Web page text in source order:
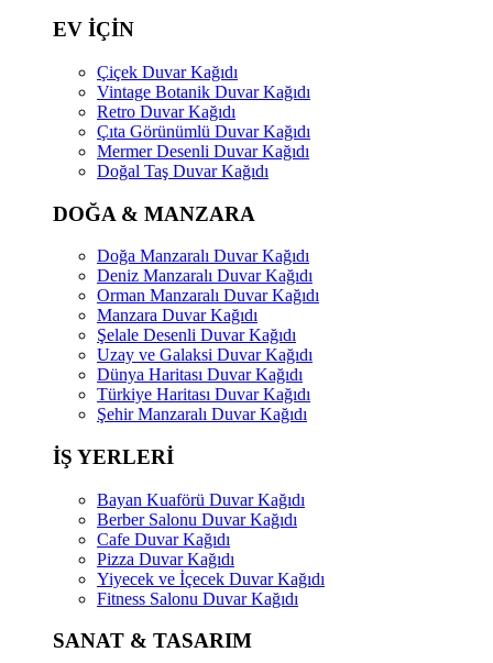
EV İÇİN
Çiçek Duvar Kağıdı
Vintage Botanik Duvar Kağıdı
Retro Duvar Kağıdı
Çıta Görünümlü Duvar Kağıdı
Mermer Desenli Duvar Kağıdı
Doğal Taş Duvar Kağıdı
DOĞA & MANZARA
Doğa Manzaralı Duvar Kağıdı
Deniz Manzaralı Duvar Kağıdı
Orman Manzaralı Duvar Kağıdı
Manzara Duvar Kağıdı
Şelale Desenli Duvar Kağıdı
Uzay ve Galaksi Duvar Kağıdı
Dünya Haritası Duvar Kağıdı
Türkiye Haritası Duvar Kağıdı
Şehir Manzaralı Duvar Kağıdı
İŞ YERLERİ
Bayan Kuaförü Duvar Kağıdı
Berber Salonu Duvar Kağıdı
Cafe Duvar Kağıdı
Pizza Duvar Kağıdı
Yiyecek ve İçecek Duvar Kağıdı
Fitness Salonu Duvar Kağıdı
SANAT & TASARIM